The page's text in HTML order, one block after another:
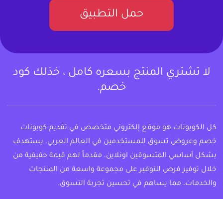
حمل التطبيق
لا تشتري المنتج بسعره كامل ، خذلك كود
خصم.
كل الكوبونات هو موقع إلكتروني متخصص في تقديم كوبونات
خصم وعروض تسوق للمستخدمين في العالم العربي. يستهدف
بشكل أساسي المتسوقين اونلاين، مقدماً لهم قيمة حقيقية من
خلال توفير فرص للتوفير على مجموعة واسعة من المنتجات
والخدمات، مما يساهم في تحسين تجربة التسوق.